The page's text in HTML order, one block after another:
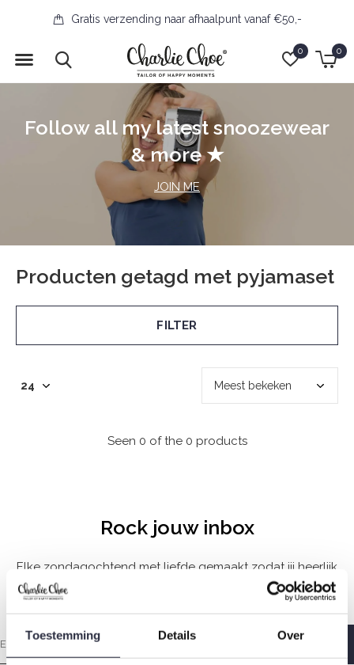
Toestemming Details Over
0 0
Gratis verzending naar afhaalpunt vanaf €50,-
Follow all my latest snoozewear
& more ★
JOIN ME
Producten getagd met pyjamaset
FILTER
Seen 0 of the 0 products
Rock jouw inbox
Elke zondagochtend met liefde gemaakt zodat jij heerlijk